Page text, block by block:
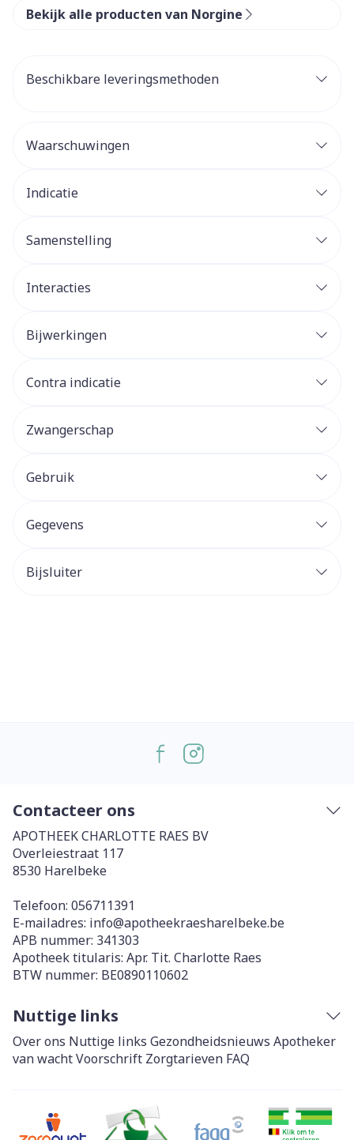
Bekijk alle producten van Norgine
Beschikbare leveringsmethoden
Waarschuwingen
Indicatie
Samenstelling
Interacties
Bijwerkingen
Contra indicatie
Zwangerschap
Gebruik
Gegevens
Bijsluiter
Contacteer ons
APOTHEEK CHARLOTTE RAES BV
Overleiestraat 117
8530 Harelbeke
Telefoon: 056711391
E-mailadres: info@apotheekraesharelbeke.be
APB nummer: 341303
Apotheek titularis: Apr. Tit. Charlotte Raes
BTW nummer: BE0890110602
Nuttige links
Over ons Nuttige links Gezondheidsnieuws Apotheker
van wachtVoorschrift Zorgtarieven FAQ